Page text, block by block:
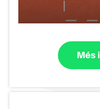
Més